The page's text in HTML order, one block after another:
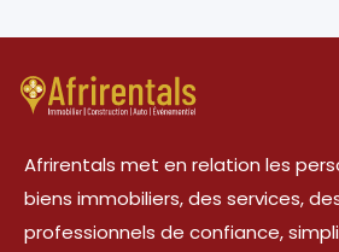
Afrirentals met en relation les
biens immobiliers, des services,
professionnels de confiance,